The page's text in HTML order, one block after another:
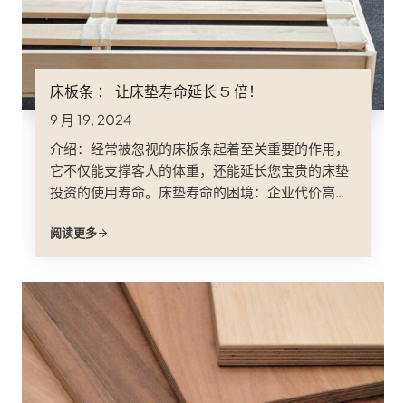
床板条 ： 让床垫寿命延长 5 倍！
9 月 19, 2024
介绍：经常被忽视的床板条起着至关重要的作用，
它不仅能支撑客人的体重，还能延长您宝贵的床垫
投资的使用寿命。床垫寿命的困境：企业代价高昂
垫下垂、不舒服....。
阅读更多